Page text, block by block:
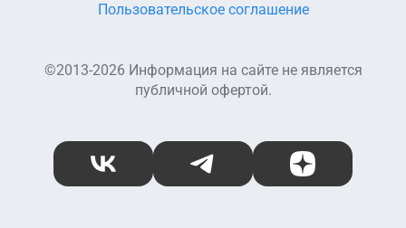
©2013-2026 Информация на сайте не является
публичной офертой.
Пользовательское соглашение
ВКонтакте Telegram Дзен